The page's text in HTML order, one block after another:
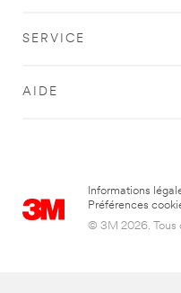
SERVICE
AIDE
Informations
Préférences
© 3M 2026. Tous